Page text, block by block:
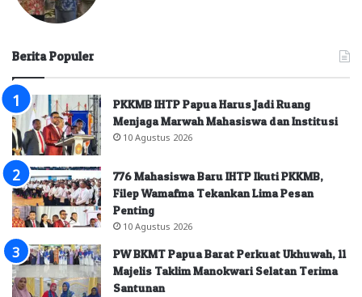
Berita Populer
PKKMB IHTP Papua Harus Jadi Ruang
Menjaga Marwah Mahasiswa dan Institusi
10 Agustus 2026
776 Mahasiswa Baru IHTP Ikuti PKKMB,
Filep Wamafma Tekankan Lima Pesan
Penting
10 Agustus 2026
PW BKMT Papua Barat Perkuat Ukhuwah, 11
Majelis Taklim Manokwari Selatan Terima
Santunan